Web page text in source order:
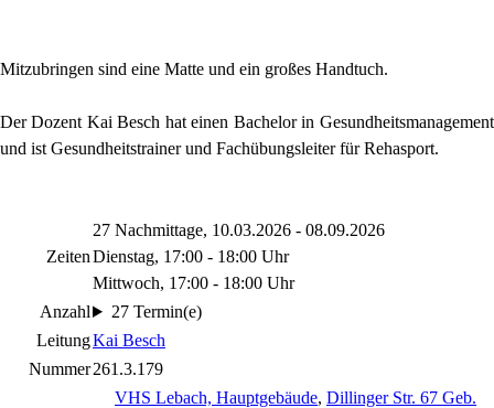
Mitzubringen sind eine Matte und ein großes Handtuch.
Der Dozent Kai Besch hat einen Bachelor in Gesundheitsmanagement
und ist Gesundheitstrainer und Fachübungsleiter für Rehasport.
Zeiten
27 Nachmittage, 10.03.2026 - 08.09.2026
Dienstag, 17:00 - 18:00 Uhr
Mittwoch, 17:00 - 18:00 Uhr
Anzahl
27 Termin(e)
LeitungKai Besch
Nummer261.3.179
VHS Lebach, Hauptgebäude, Dillinger Str. 67 Geb.